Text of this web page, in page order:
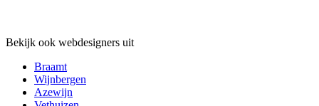
Bekijk ook webdesigners uit
Braamt
Wijnbergen
Azewijn